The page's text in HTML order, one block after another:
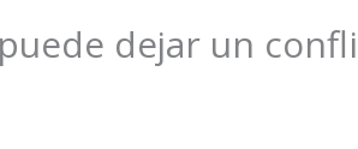
dejar un